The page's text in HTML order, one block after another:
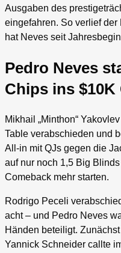
Ausgaben des
eingefahren. So verlief
hat Neves seit
Pedro Neves
Chips ins
Mikhail „Minthon“
Table verabschieden und
All-in mit QJs gegen die
auf nur noch 1,5 Big
Comeback mehr starten.
Rodrigo Peceli
acht – und Pedro Neves
Händen beteiligt.
Yannick Schneider callte